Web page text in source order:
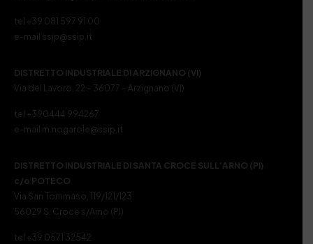
tel +39 081 597 91 00
e-mail ssip@ssip.it
DISTRETTO INDUSTRIALE DI ARZIGNANO (VI)
Via del Lavoro, 22 – 36077 – Arzignano (VI)
tel +390444 994267
e-mail m.nogarole@ssip.it
DISTRETTO INDUSTRIALE DI SANTA CROCE SULL’ARNO (PI)
c/o POTECO
Via San Tommaso, 119/121/123
56029 S. Croce s/Arno (PI)
tel +39 0571 32542